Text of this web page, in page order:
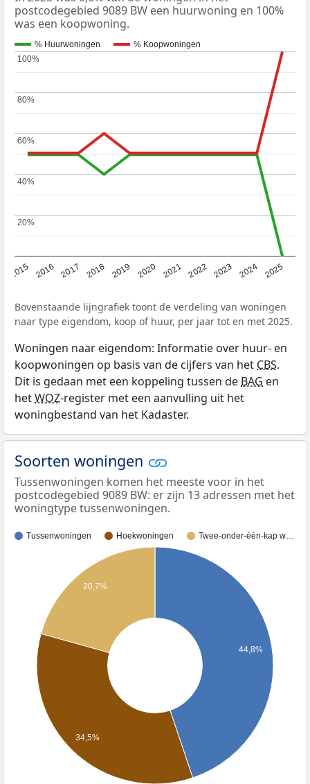
postcodegebied 9089 BW een huurwoning en 100%
was een koopwoning.
% Huurwoningen % Koopwoningen
2015 2016 2017 2018 2019 2020 2021 2022 2023 2024 2025
20%
20%
40%
40%
60%
60%
80%
80%
100%
100%
Bovenstaande lijngrafiek toont de verdeling van woningen
naar type eigendom, koop of huur, per jaar tot en met 2025.
Woningen naar eigendom: Informatie over huur- en
koopwoningen op basis van de cijfers van het CBS.
Dit is gedaan met een koppeling tussen de BAG en
hetWOZ-register met een aanvulling uit het
woningbestand van het Kadaster.
Soorten woningen
Tussenwoningen komen het meeste voor in het
postcodegebied 9089 BW: er zijn 13 adressen met het
woningtype tussenwoningen.
Tussenwoningen Hoekwoningen Twee-onder-één-kap w…
44,8%
20,7%
34,5%